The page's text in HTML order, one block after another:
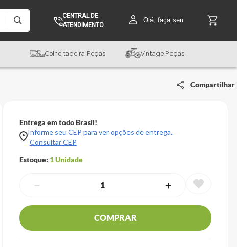
CENTRAL DE
ATENDIMENTO
Olá, faça seu
Colheitadeira Peças Vintage Peças
Compartilhar
Entrega em todo Brasil!
Informe seu CEP para ver opções de entrega.
Consultar CEP
Estoque: 1Unidade
＋
－
COMPRAR